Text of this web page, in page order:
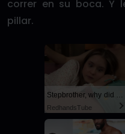
correr en su boca. Y
pillar.
Stepbrother, why did you show me your dick? Now I want to fuck you with my wet pussy
RedhandsTube